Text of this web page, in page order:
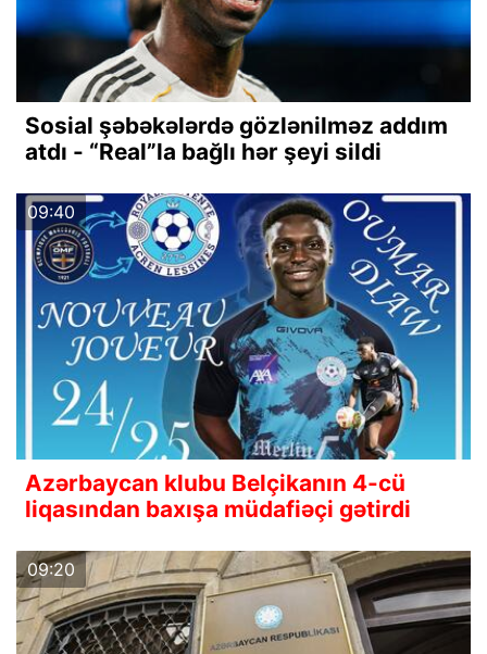
Sosial şəbəkələrdə gözlənilməz addım
atdı - “Real”la bağlı hər şeyi sildi
09:40
Azərbaycan klubu Belçikanın 4-cü
liqasından baxışa müdafiəçi gətirdi
09:20